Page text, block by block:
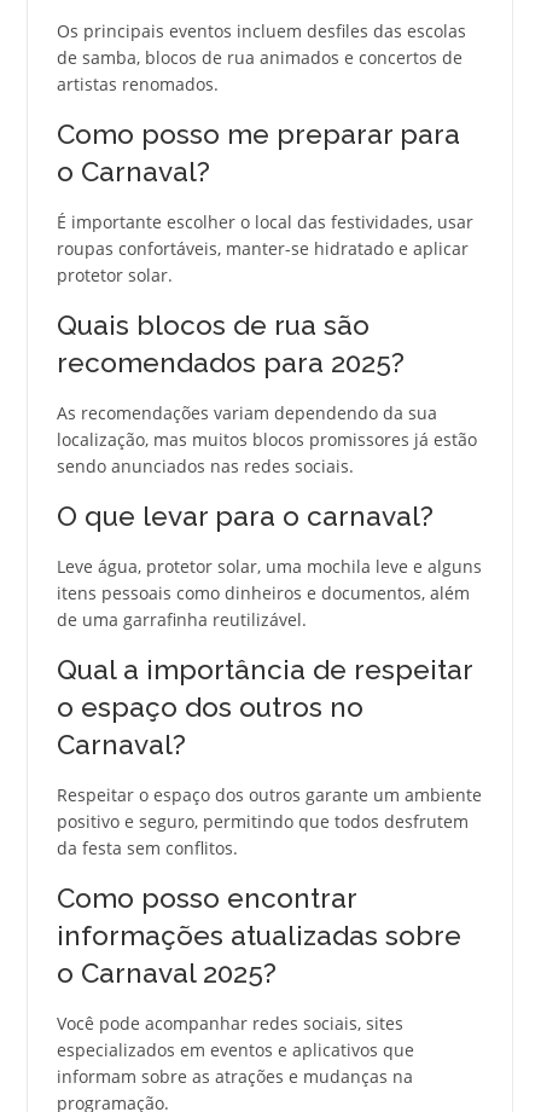
Os principais eventos incluem desfiles das escolas
de samba, blocos de rua animados e concertos de
artistas renomados.
Como posso me preparar para
o Carnaval?
É importante escolher o local das festividades, usar
roupas confortáveis, manter-se hidratado e aplicar
protetor solar.
Quais blocos de rua são
recomendados para 2025?
As recomendações variam dependendo da sua
localização, mas muitos blocos promissores já estão
sendo anunciados nas redes sociais.
O que levar para o carnaval?
Leve água, protetor solar, uma mochila leve e alguns
itens pessoais como dinheiros e documentos, além
de uma garrafinha reutilizável.
Qual a importância de respeitar
o espaço dos outros no
Carnaval?
Respeitar o espaço dos outros garante um ambiente
positivo e seguro, permitindo que todos desfrutem
da festa sem conflitos.
Como posso encontrar
informações atualizadas sobre
o Carnaval 2025?
Você pode acompanhar redes sociais, sites
especializados em eventos e aplicativos que
informam sobre as atrações e mudanças na
programação.